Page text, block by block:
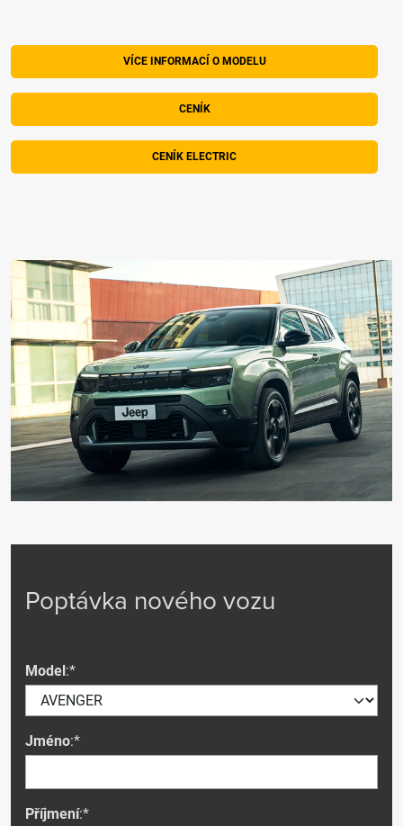
VÍCE INFORMACÍ O MODELU
CENÍK
CENÍK ELECTRIC
Poptávka nového vozu
Model:*
Jméno:*
Příjmení:*